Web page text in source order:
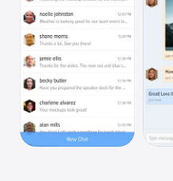
Watch
TV